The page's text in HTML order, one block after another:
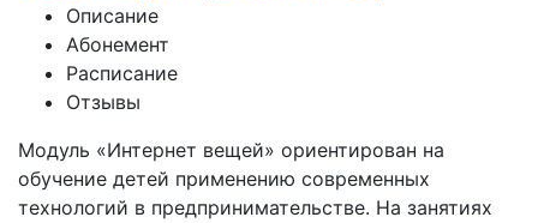
Описание
Абонемент
Расписание
Отзывы
Модуль «Интернет вещей» ориентирован на
обучение детей применению современных
технологий в предпринимательстве. На занятиях